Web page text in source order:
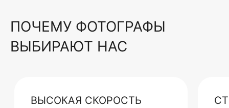
ПОЧЕМУ ФОТОГРАФЫ
ВЫБИРАЮТ НАС
ВЫСОКАЯ СКОРОСТЬ